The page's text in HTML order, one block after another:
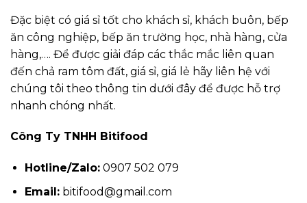
Đặc biệt có giá sỉ tốt cho khách sỉ, khách buôn, bếp
ăn công nghiệp, bếp ăn trường học, nhà hàng, cửa
hàng,…. Để được giải đáp các thắc mắc liên quan
đến chả ram tôm đất, giá sỉ, giá lẻ hãy liên hệ với
chúng tôi theo thông tin dưới đây để được hỗ trợ
nhanh chóng nhất.
Công Ty TNHH Bitifood
Hotline/Zalo:0907 502 079
Email:bitifood@gmail.com